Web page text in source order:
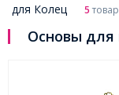
для Колец
5
Основы для